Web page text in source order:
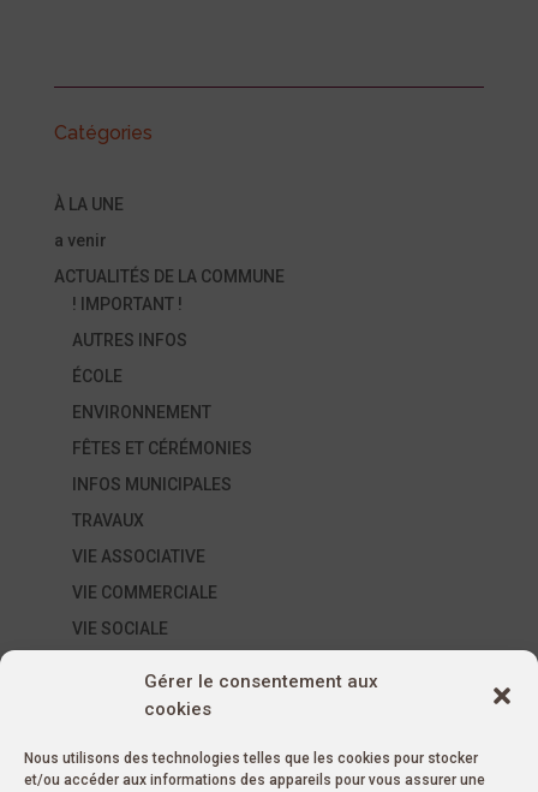
Gérer le consentement aux
cookies
Nous utilisons des technologies telles que les cookies pour stocker
et/ou accéder aux informations des appareils pour vous assurer une
Catégories
À LA UNE
a venir
ACTUALITÉS DE LA COMMUNE
! IMPORTANT !
AUTRES INFOS
ÉCOLE
ENVIRONNEMENT
FÊTES ET CÉRÉMONIES
INFOS MUNICIPALES
TRAVAUX
VIE ASSOCIATIVE
VIE COMMERCIALE
VIE SOCIALE
AUTRES ÉVÉNEMENTS
ÉVÉNEMENTS MUNICIPAUX